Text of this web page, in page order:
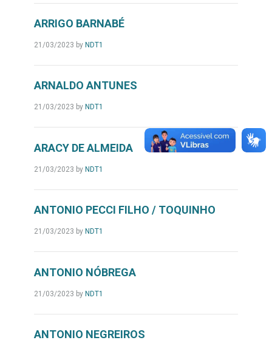
ARRIGO BARNABÉ
21/03/2023 by NDT1
ARNALDO ANTUNES
21/03/2023 by NDT1
ARACY DE ALMEIDA
21/03/2023 by NDT1
ANTONIO PECCI FILHO / TOQUINHO
21/03/2023 by NDT1
ANTONIO NÓBREGA
21/03/2023 by NDT1
ANTONIO NEGREIROS